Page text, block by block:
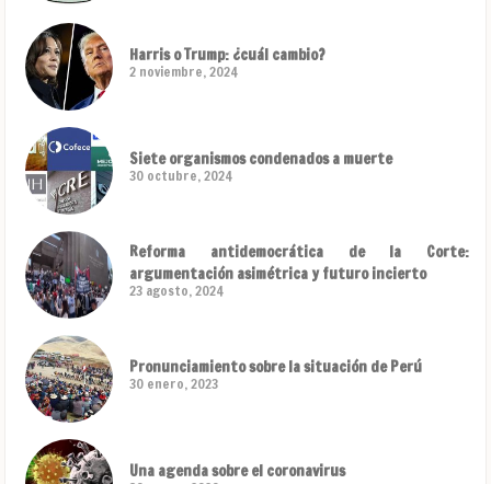
Harris o Trump: ¿cuál cambio?
2 noviembre, 2024
Siete organismos condenados a muerte
30 octubre, 2024
Reforma antidemocrática de la Corte:
argumentación asimétrica y futuro incierto
23 agosto, 2024
Pronunciamiento sobre la situación de Perú
30 enero, 2023
Una agenda sobre el coronavirus